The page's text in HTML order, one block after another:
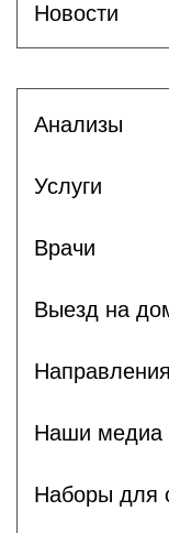
Новости
Анализы
Услуги
Врачи
Выезд на
Наши медиа
Наборы для